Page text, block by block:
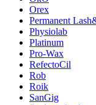
Orex
Permanent
Physiolab
Platinum
Pro-Wax
RefectoCil
Rob
Roik
SanGig